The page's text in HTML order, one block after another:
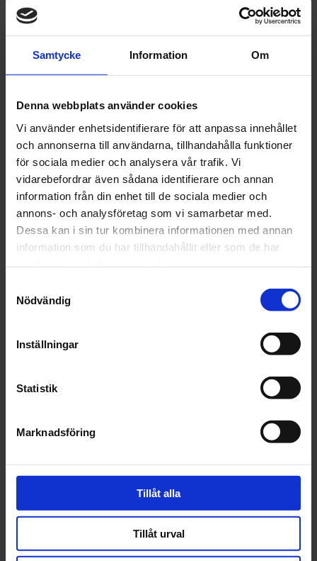
Samtycke Information Om
Denna webbplats använder cookies
Vi använder enhetsidentifierare för att anpassa innehållet
och annonserna till användarna, tillhandahålla funktioner
för sociala medier och analysera vår trafik. Vi
vidarebefordrar även sådana identifierare och annan
information från din enhet till de sociala medier och
annons- och analysföretag som vi samarbetar med.
Dessa kan i sin tur kombinera informationen med annan
information som du har tillhandahållit eller som de har
Nödvändig
Inställningar
Statistik
Marknadsföring
Tillåt alla
Tillåt urval
byggas om. Se teknisktdatablad.
Artikelnr: AU15403381
Finns i lager
Inkl. moms: 234 kr
Leverans inom 1-5 dagar
Audurra
50ml - 10
Audurra 5030
Plastprimer
200ml